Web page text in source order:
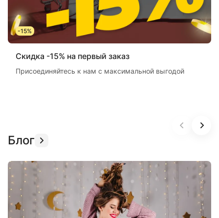
-15%
Скидка -15% на первый заказ
Присоединяйтесь к нам с максимальной выгодой
Блог